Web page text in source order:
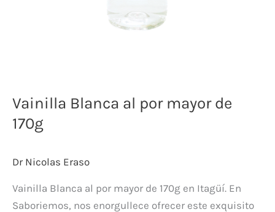
Vainilla Blanca al por mayor de
170g
Dr Nicolas Eraso
Vainilla Blanca al por mayor de 170g en Itagüí. En
Saboriemos, nos enorgullece ofrecer este exquisito